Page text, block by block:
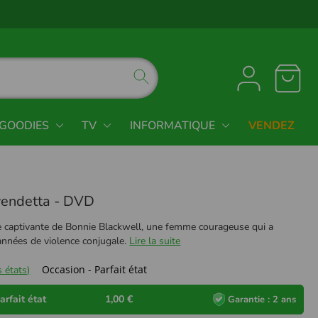
TV INFORMATIQUE VENDEZ
- DVD
captivante de Bonnie Blackwell, une femme courageuse qui a
de violence conjugale. Lire la suite
états) Occasion - Parfait état
état 1,00 € Garantie : 2 ans